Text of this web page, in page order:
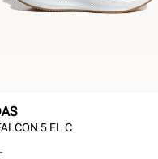
5 EL C